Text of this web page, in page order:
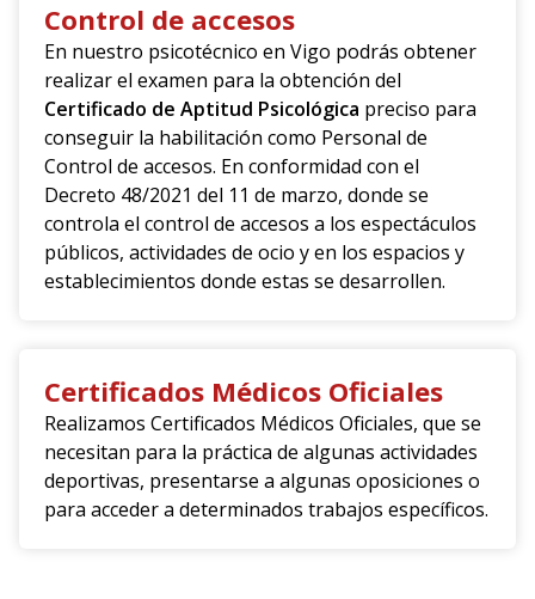
Control de accesos
En nuestro psicotécnico en Vigo podrás obtener
realizar el examen para la obtención del
Certificado de Aptitud Psicológica preciso para
conseguir la habilitación como Personal de
Control de accesos. En conformidad con el
Decreto 48/2021 del 11 de marzo, donde se
controla el control de accesos a los espectáculos
públicos, actividades de ocio y en los espacios y
establecimientos donde estas se desarrollen.
Certificados Médicos Oficiales
Realizamos Certificados Médicos Oficiales, que se
necesitan para la práctica de algunas actividades
deportivas, presentarse a algunas oposiciones o
para acceder a determinados trabajos específicos.